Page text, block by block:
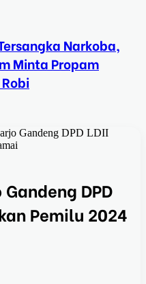
Narkoba,
Minta Propam
Gandeng DPD LDII
DPD
Pemilu 2024